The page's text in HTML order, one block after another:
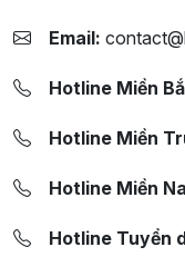
Email:
Hotline Miền
Hotline Miền
Hotline Miền
Hotline Tuyển